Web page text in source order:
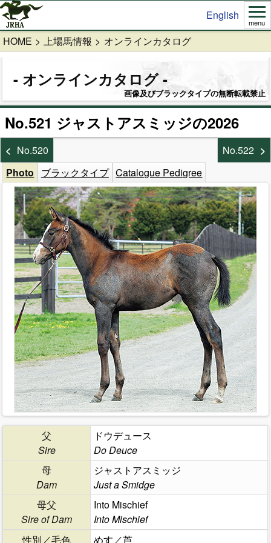
English
menu
HOME 上場馬情報 オンラインカタログ
オンラインカタログ
画像及びブラックタイプの無断転載禁止
No.521 ジャストアスミッジの2026
No.520
No.522
Photo
ブラックタイプ Catalogue Pedigree
父
Sire
ドウデュース
Do Deuce
母
Dam
ジャストアスミッジ
Just a Smidge
母父
Sire of Dam
Into Mischief
Into Mischief
性別／毛色
めす／芦